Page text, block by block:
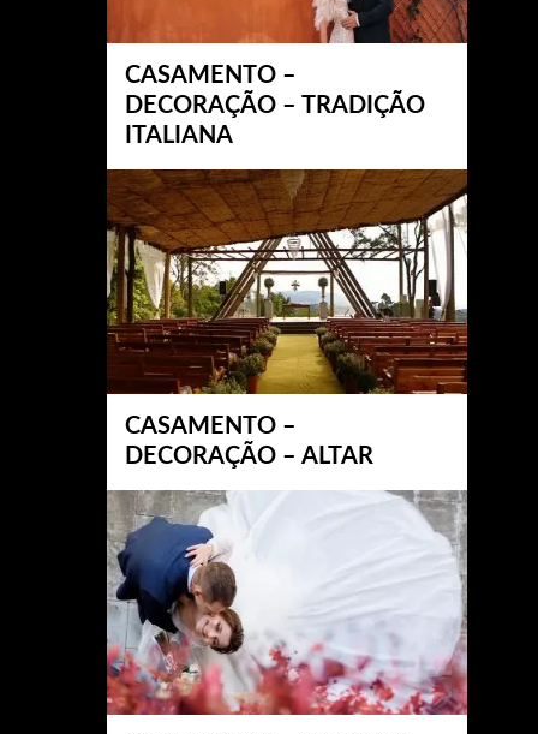
CASAMENTO –
DECORAÇÃO – TRADIÇÃO
ITALIANA
CASAMENTO –
DECORAÇÃO – ALTAR